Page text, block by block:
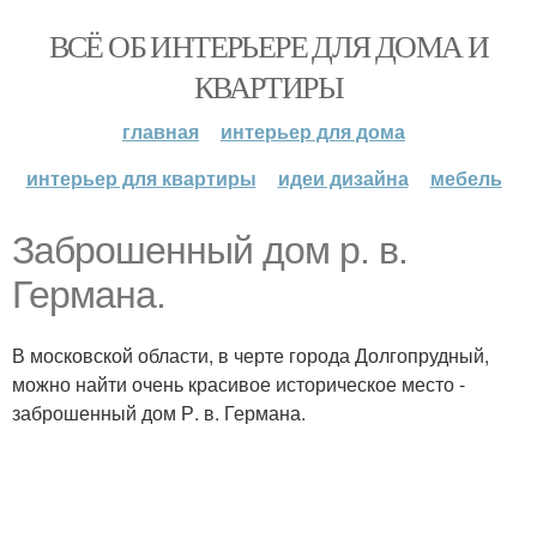
ВСЁ ОБ ИНТЕРЬЕРЕ ДЛЯ ДОМА И
КВАРТИРЫ
главная
интерьер для дома
интерьер для квартиры
идеи дизайна мебель
Заброшенный дом р. в.
Германа.
В московской области, в черте города Долгопрудный,
можно найти очень красивое историческое место -
заброшенный дом Р. в. Германа.